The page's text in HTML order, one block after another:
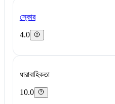
স্কোর
4.0
ধারাবাহিকতা
10.0